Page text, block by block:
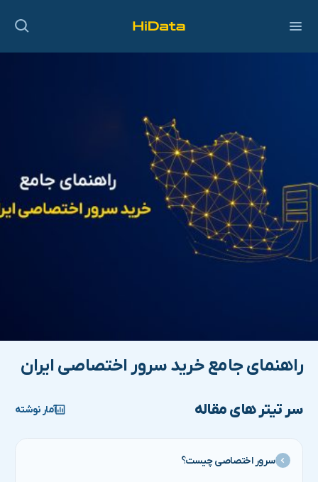
راهنمای جامع خرید سرور اختصاصی ایران
سر تیتر های مقاله آمار نوشته
سرور اختصاصی چیست؟